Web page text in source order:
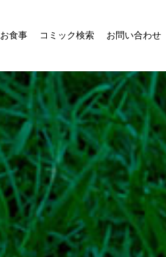
お食事 コミック検索 お問い合わせ